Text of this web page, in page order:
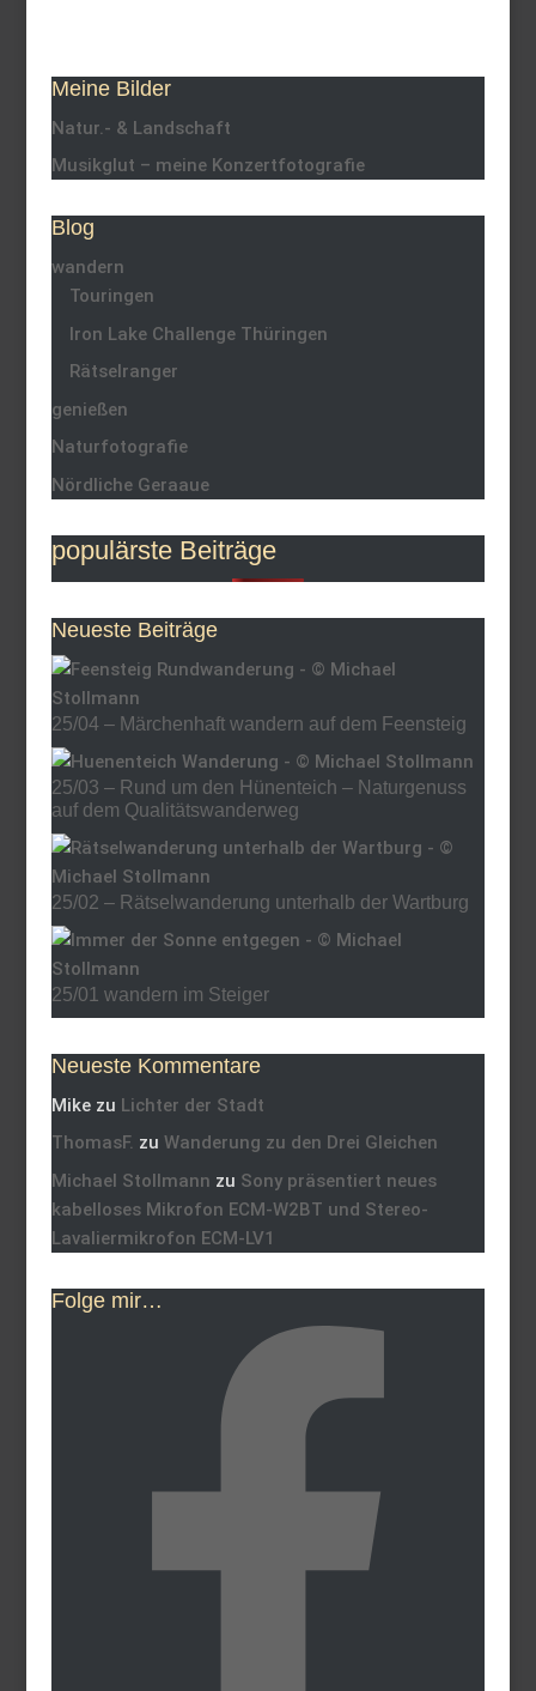
Meine Bilder
Natur.- & Landschaft
Musikglut – meine Konzertfotografie
Blog
wandern
Touringen
Iron Lake Challenge Thüringen
Rätselranger
genießen
Naturfotografie
Nördliche Geraaue
populärste Beiträge
Neueste Beiträge
25/04 – Märchenhaft wandern auf dem Feensteig
25/03 – Rund um den Hünenteich – Naturgenuss
auf dem Qualitätswanderweg
25/02 – Rätselwanderung unterhalb der Wartburg
25/01 wandern im Steiger
Neueste Kommentare
Mikezu Lichter der Stadt
ThomasF. zu Wanderung zu den Drei Gleichen
Michael Stollmann zu Sony präsentiert neues
kabelloses Mikrofon ECM-W2BT und Stereo-
Lavaliermikrofon ECM-LV1
Folge mir…